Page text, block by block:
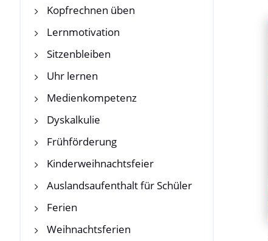
Kopfrechnen üben
Lernmotivation
Sitzenbleiben
Uhr lernen
Medienkompetenz
Dyskalkulie
Frühförderung
Kinderweihnachtsfeier
Auslandsaufenthalt für Schüler
Ferien
Weihnachtsferien